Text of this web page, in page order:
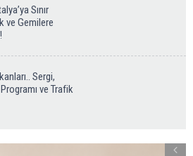
Sınır
ve Gemilere
Sergi,
ve Trafik